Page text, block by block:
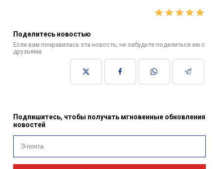
Поделитесь новостью
Если вам понравилась эта новость, не забудьте поделиться ею с
друзьями
Подпишитесь, чтобы получать мгновенные обновления
новостей